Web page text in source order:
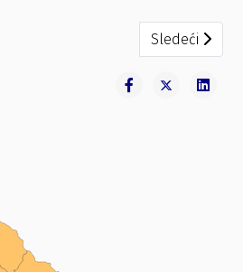
rezultati po biračkim
Sledeći
Sledeći